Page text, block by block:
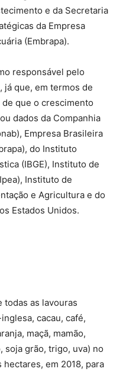
e da Secretaria
da Empresa
(Embrapa).
responsável pelo
já que, em termos de
que o crescimento
dados da Companhia
Empresa Brasileira
do Instituto
(IBGE), Instituto de
Instituto de
e Agricultura e do
Estados Unidos.
todas as lavouras
cacau, café,
maçã, mamão,
soja grão, trigo, uva) no
em 2018, para